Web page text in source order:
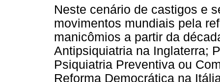
Neste cenário de castigos e
movimentos mundiais pela
manicômios a partir da
Antipsiquiatria na Inglaterra;
Psiquiatria Preventiva ou
Reforma Democrática na